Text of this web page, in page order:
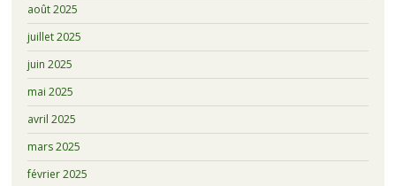
août 2025
juillet 2025
juin 2025
mai 2025
avril 2025
mars 2025
février 2025